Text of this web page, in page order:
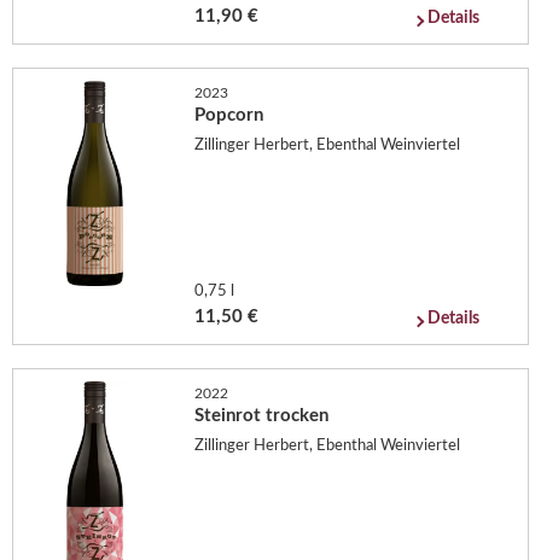
11,90 € Details
2023
Popcorn
Zillinger Herbert, Ebenthal Weinviertel
0,75 l
11,50 € Details
2022
Steinrot trocken
Zillinger Herbert, Ebenthal Weinviertel